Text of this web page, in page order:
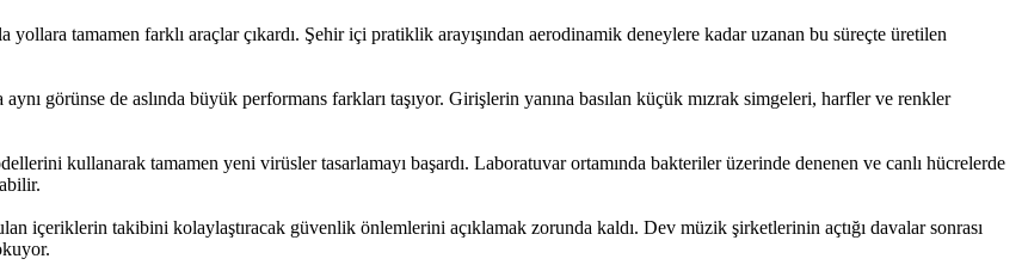
yollara tamamen farklı araçlar çıkardı. Şehir içi pratiklik arayışından aerodinamik deneylere kadar uzanan bu süreçte üretilen
görünse de aslında büyük performans farkları taşıyor. Girişlerin yanına basılan küçük mızrak simgeleri, harfler ve renkler
kullanarak tamamen yeni virüsler tasarlamayı başardı. Laboratuvar ortamında bakteriler üzerinde denenen ve canlı hücrelerde
içeriklerin takibini kolaylaştıracak güvenlik önlemlerini açıklamak zorunda kaldı. Dev müzik şirketlerinin açtığı davalar sonrası